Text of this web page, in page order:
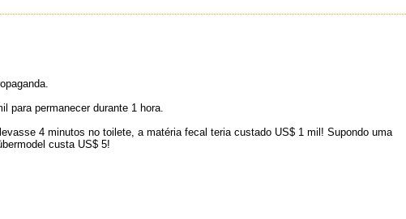
para permanecer durante 1 hora.
4 minutos no toilete, a matéria fecal teria custado US$ 1 mil! Supondo uma
custa US$ 5!